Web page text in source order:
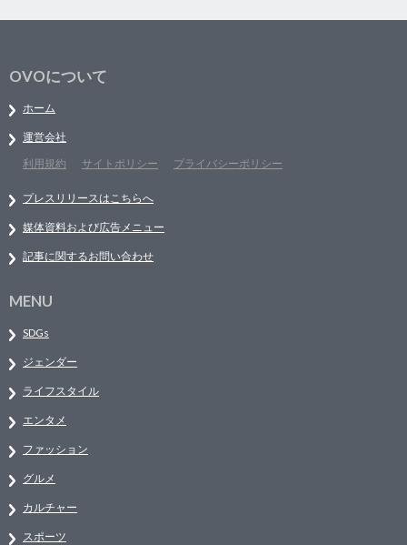
OVOについて
ホーム
運営会社
利用規約
サイトポリシー プライバシーポリシー
プレスリリースはこちらへ
媒体資料および広告メニュー
記事に関するお問い合わせ
MENU
SDGs
ジェンダー
ライフスタイル
エンタメ
ファッション
グルメ
カルチャー
スポーツ